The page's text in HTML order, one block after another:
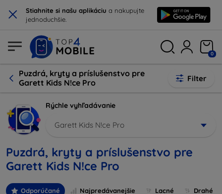
× Stiahnite si našu aplikáciu a nakupujte
jednoduchšie.
0
Puzdrá, kryty a príslušenstvo pre
Garett Kids N!ce Pro
Filter
Rýchle vyhľadávanie
Garett Kids N!ce Pro
Puzdrá, kryty a príslušenstvo pre
Garett Kids N!ce Pro
Odporúčané Najpredávanejšie Lacné Drahé